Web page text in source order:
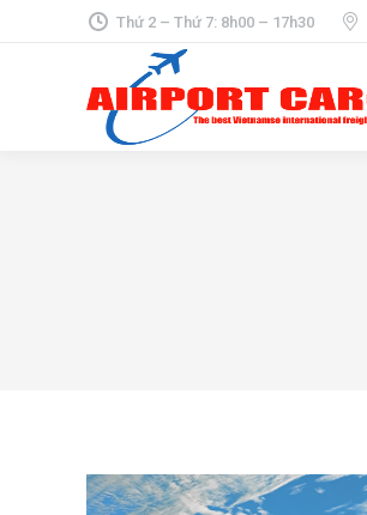
Thứ 2 – Thứ 7: 8h00 – 17h30